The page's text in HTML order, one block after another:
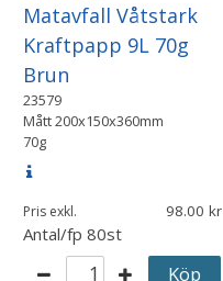
Matavfall Våtstark
Kraftpapp 9L 70g
Brun
23579
Mått200x150x360mm
70g
Pris exkl. 98.00
Antal/fp 80st
Köp